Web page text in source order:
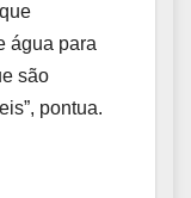
água para
são
pontua.